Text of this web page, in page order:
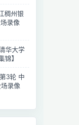
稠州银
录像
华大学
】
3轮 中
录像